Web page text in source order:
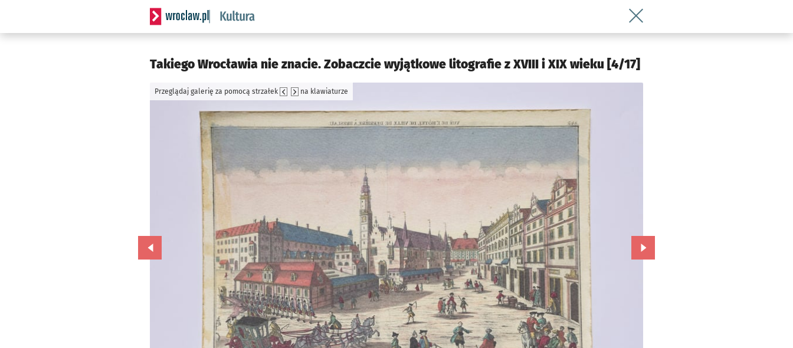
Serwis informacyjny wroclaw.pl podserwis: Kultura
Wróć do artykułu Takiego Wrocławia
Takiego Wrocławia nie znacie. Zobaczcie wyjątkowe litografie z XVIII i XIX wieku [4/17]
Przeglądaj galerię za pomocą strzałek na klawiaturze
Przejdź do poprzedniego zdjęcia. Przejdź do kolejnego zdjęcia.